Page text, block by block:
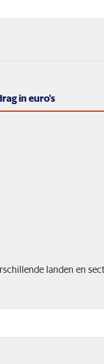
in euro's
landen en